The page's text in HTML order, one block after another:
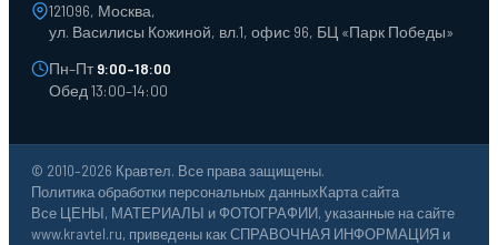
121096, Москва,
ул. Василисы Кожиной, вл.1, офис 96, БЦ «Парк Победы»
Пн–Пт9:00–18:00
Обед 13:00–14:00
© 2010–2026 Кравтел. Все права защищены.
Политика обработки персональных данныхКарта сайта
Все ЦЕНЫ, МАТЕРИАЛЫ и ФОТОГРАФИИ, указанные на сайте
www.kravtel.ru, приведены как СПРАВОЧНАЯ ИНФОРМАЦИЯ и